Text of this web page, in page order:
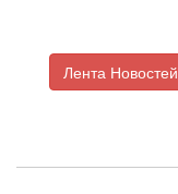
Лента Новостей